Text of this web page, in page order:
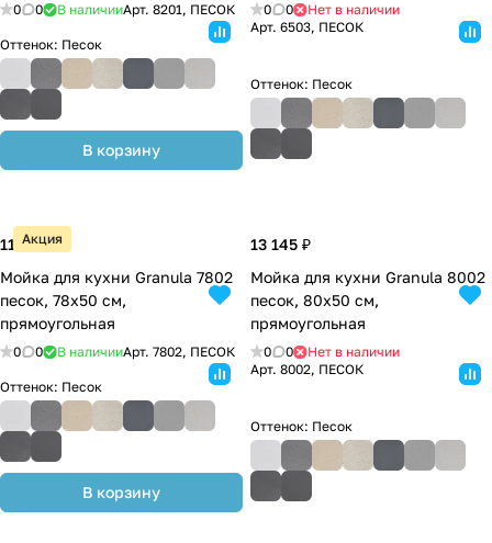
0 0 В наличииАрт. 8201, ПЕСОК
В корзину
Оттенок: Песок
0 0
Нет в наличии
Арт. 6503, ПЕСОК
Оттенок: Песок
Акция
11 176 ₽
Мойка для кухни Granula 7802
песок, 78х50 см,
прямоугольная
0 0 В наличииАрт. 7802, ПЕСОК
В корзину
Оттенок: Песок
13 145 ₽
Мойка для кухни Granula 8002
песок, 80х50 см,
прямоугольная
0 0
Нет в наличии
Арт. 8002, ПЕСОК
Оттенок: Песок